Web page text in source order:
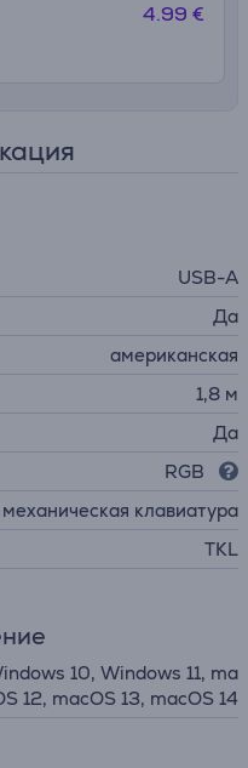
4.99 €
USB-A
Да
американская
1,8 м
Да
RGB
механическая клавиатура
TKL
10, Windows 11, ma
12, macOS 13, macOS 14